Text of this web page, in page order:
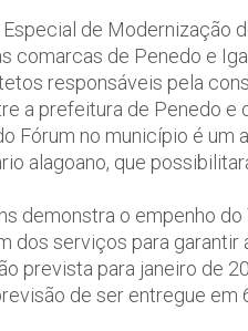
de Modernização
comarcas de Penedo e
responsáveis pela
a prefeitura de Penedo
Fórum no município é
alagoano, que
demonstra o empenho
dos serviços para garantir
prevista para janeiro de
de ser entregue em